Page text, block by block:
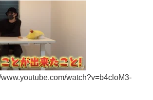
www.youtube.com/watch?v=b4cloM3-